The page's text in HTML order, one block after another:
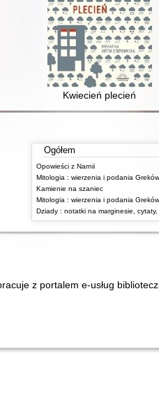
Kwiecień plecień
Ogółem
Opowieści z Narnii
Kamienie na szaniec
z portalem e-usług